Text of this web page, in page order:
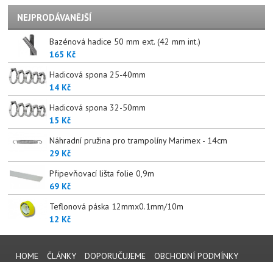
NEJPRODÁVANĚJŠÍ
Bazénová hadice 50 mm ext. (42 mm int.)
165 Kč
Hadicová spona 25-40mm
14 Kč
Hadicová spona 32-50mm
15 Kč
Náhradní pružina pro trampolíny Marimex - 14cm
29 Kč
Připevňovací lišta folie 0,9m
69 Kč
Teflonová páska 12mmx0.1mm/10m
12 Kč
HOME ČLÁNKY DOPORUČUJEME OBCHODNÍ PODMÍNKY